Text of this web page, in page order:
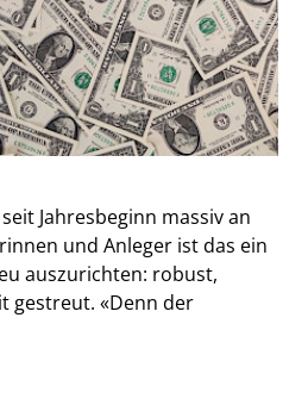
Jahresbeginn massiv an
und Anleger ist das ein
auszurichten: robust,
gestreut. «Denn der